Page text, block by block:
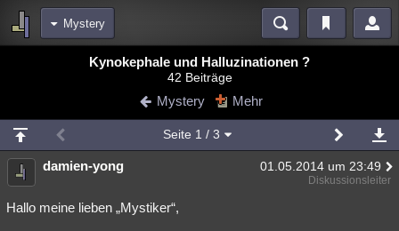
Mystery
Blogs
Chat Wiki Neuigkeiten
meine Rubriken
Menschen Wissenschaft Mystery Kriminalfälle
Spiritualität Verschwörungen
Kynokephale und Halluzinationen ?
42 Beiträge
Mystery Mehr
Seite 1 / 3
damien-yong 01.05.2014 um 23:49
Diskussionsleiter
Hallo meine lieben „Mystiker“,